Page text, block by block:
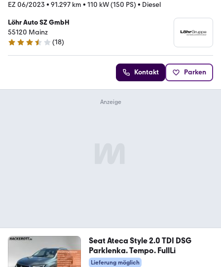
EZ 06/2023 • 91.297 km • 110 kW (150 PS) • Diesel
Löhr Auto SZ GmbH
55120 Mainz
3.5 Sterne
(18)
Kontakt Parken
Seat Ateca Style 2.0 TDI DSG
Parklenka. Tempo. FullLi
Lieferung möglich